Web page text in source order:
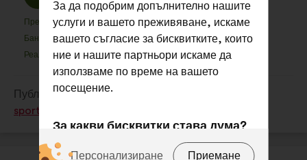
съм
:
в
:
Предпочитан
: 9
пъти
Баналност
: 4
пъти
Реалистичен
: 9
пъти
се
:
Това
предложение
беше
Няма мнение
:пъти
Не се разбира
:пъти
Безразличен
:пъти
Публикувано в Comment favoriser la pratique
sportive de tous les Français en 2024 et après ?
За да подобрим допълнително нашите
услуги и вашето преживяване, искаме
вашето съгласие за бисквитките, които
ние и нашите партньори искаме да
използваме по време на вашето
посещение.
За какви бисквитки става дума?
Техники:бисквитки, които са от
Приемане
Персонализиране